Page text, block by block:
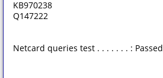
KB970238
Q147222
Netcard queries test . . . . . . . : Passed